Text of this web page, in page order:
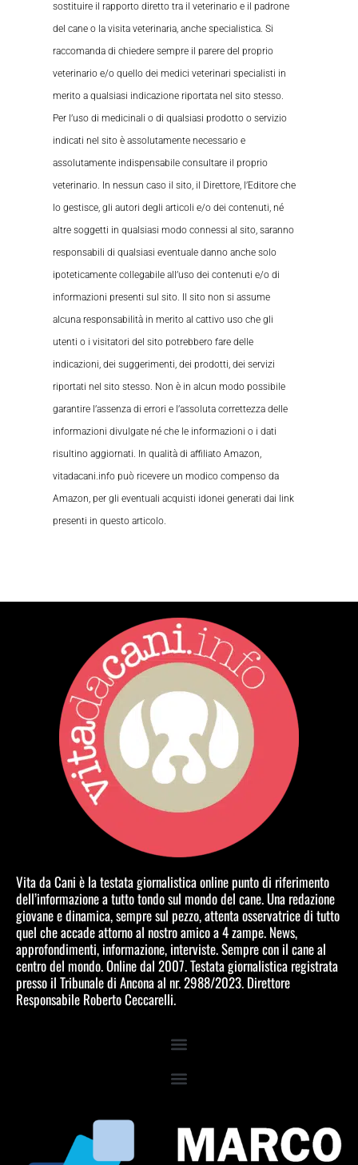
sostituire il rapporto diretto tra il veterinario e il padrone
del cane o la visita veterinaria, anche specialistica. Si
raccomanda di chiedere sempre il parere del proprio
veterinario e/o quello dei medici veterinari specialisti in
merito a qualsiasi indicazione riportata nel sito stesso.
Per l’uso di medicinali o di qualsiasi prodotto o servizio
indicati nel sito è assolutamente necessario e
assolutamente indispensabile consultare il proprio
veterinario. In nessun caso il sito, il Direttore, l’Editore che
lo gestisce, gli autori degli articoli e/o dei contenuti, né
altre soggetti in qualsiasi modo connessi al sito, saranno
responsabili di qualsiasi eventuale danno anche solo
ipoteticamente collegabile all’uso dei contenuti e/o di
informazioni presenti sul sito. Il sito non si assume
alcuna responsabilità in merito al cattivo uso che gli
utenti o i visitatori del sito potrebbero fare delle
indicazioni, dei suggerimenti, dei prodotti, dei servizi
riportati nel sito stesso. Non è in alcun modo possibile
garantire l’assenza di errori e l’assoluta correttezza delle
informazioni divulgate né che le informazioni o i dati
risultino aggiornati. In qualità di affiliato Amazon,
vitadacani.info può ricevere un modico compenso da
Amazon, per gli eventuali acquisti idonei generati dai link
presenti in questo articolo.
Vita da Cani è la testata giornalistica online punto di riferimento
dell’informazione a tutto tondo sul mondo del cane. Una redazione
giovane e dinamica, sempre sul pezzo, attenta osservatrice di tutto
quel che accade attorno al nostro amico a 4 zampe. News,
approfondimenti, informazione, interviste. Sempre con il cane al
centro del mondo. Online dal 2007. Testata giornalistica registrata
presso il Tribunale di Ancona al nr. 2988/2023. Direttore
Responsabile Roberto Ceccarelli.